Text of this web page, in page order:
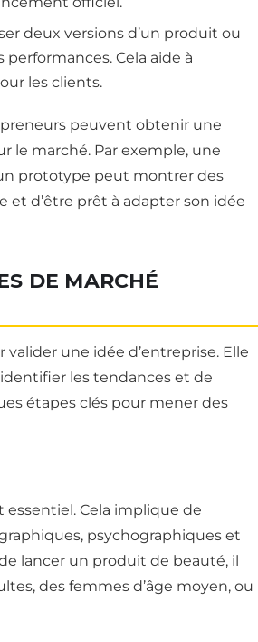
deux versions d’un produit ou
Cela aide à
les clients.
peuvent obtenir une
le marché. Par exemple, une
prototype peut montrer des
et d’être prêt à adapter son idée
DE MARCHÉ
une idée d’entreprise. Elle
les tendances et de
étapes clés pour mener des
Cela implique de
psychographiques et
lancer un produit de beauté, il
des femmes d’âge moyen, ou